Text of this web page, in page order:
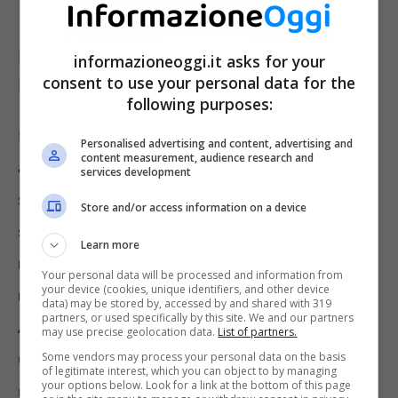
Prodotti ritirati a causa di
presenza di Aflatossine sopra i
limiti consentiti
Negli ultimi tempi ci sono stati molti richiami
alimentari a causa di questo rischio per la
salute umana. Gli ultimi in ordine temporale
sono alcune confezioni di Mandorle.
nostro recente articolo elenchiamo i Lotti
ritirati per la contaminazione da
Aflatossine, e oggi riportiamo le specifiche di
ulteriori confezioni di un altro noto marchio,
ritirate per la medesima motivazione.
informazioneoggi.it asks for your
consent to use your personal data for the
following purposes:
Personalised advertising and content, advertising and
content measurement, audience research and
services development
Store and/or access information on a device
Learn more
Your personal data will be processed and information from
your device (cookies, unique identifiers, and other device
data) may be stored by, accessed by and shared with 319
partners, or used specifically by this site. We and our partners
may use precise geolocation data. List of partners.
Some vendors may process your personal data on the basis
of legitimate interest, which you can object to by managing
your options below. Look for a link at the bottom of this page